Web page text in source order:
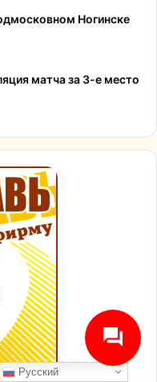
Ногинске
матча за 3-е место
Русский